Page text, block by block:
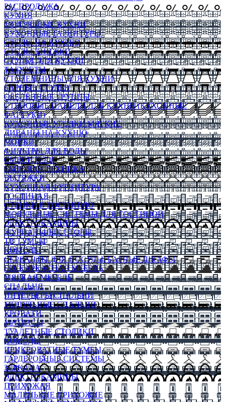
РАСПРОДАЖА
КУХНЯ
МОДУЛЬНЫЕ КУХНИ
КУХОННЫЕ ГАРНИТУРЫ
СТОЛЫ НА КУХНЮ
СТОЛЫ КНИЖКИ
СТУЛЬЯ ДЛЯ КУХНИ
ТАБУРЕТЫ
СТОЛЕШНИЦЫ ДЛЯ КУХНИ
БАРНЫЕ СТУЛЬЯ
ОБЕДЕННЫЕ ГРУППЫ
СТЕНОВЫЕ ПАНЕЛИ ДЛЯ КУХНИ (КУХОННЫЕ
ФАРТУКИ)
КУХОННЫЕ УГОЛКИ МЯГКИЕ
ДИВАНЫ НА КУХНЮ
МОЙКИ
ФИЛЬТРЫ ДЛЯ ВОДЫ
СМЕСИТЕЛИ
БЫТОВАЯ ТЕХНИКА
ВЫТЯЖКИ
КУХОННАЯ ФУРНИТУРА
ГОСТИНАЯ
СТЕНКИ В ГОСТИНУЮ
МОДУЛЬНЫЕ СИСТЕМЫ ДЛЯ ГОСТИНОЙ
ЭЛЕКТРОКАМИНЫ
ЖУРНАЛЬНЫЕ СТОЛЫ
ТВ ТУМБЫ
КОМОДЫ
СЕРВАНТЫ ДЛЯ ПОСУДЫ, БАРНЫЕ ШКАФЫ
БЕСКАРКАСНАЯ МЕБЕЛЬ
МЯГКАЯ МЕБЕЛЬ
СПАЛЬНЯ
ИНТЕРЬЕРЫ СПАЛЬНИ
МОДУЛЬНЫЕ СПАЛЬНИ
КРОВАТИ
МАТРАСЫ
ТУАЛЕТНЫЕ СТОЛИКИ
КОМОДЫ
ПРИКРОВАТНЫЕ ТУМБЫ
ГАРДЕРОБНЫЕ СИСТЕМЫ
ЗЕРКАЛА
ЭЛЕКТРОКАМИНЫ
ПРИХОЖАЯ
МАЛЕНЬКИЕ ПРИХОЖИЕ